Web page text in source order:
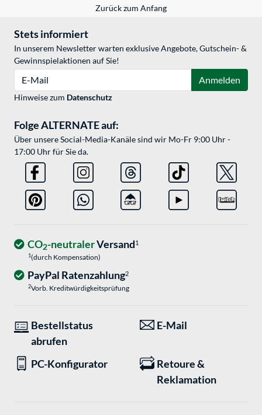
Zurück zum Anfang
Stets informiert
In unserem Newsletter warten exklusive Angebote, Gutschein- &
Gewinnspielaktionen auf Sie!
Anmelden
Hinweise zum Datenschutz
Folge ALTERNATE auf:
Über unsere Social-Media-Kanäle sind wir Mo-Fr 9:00 Uhr -
17:00 Uhr für Sie da.
CO2-neutralerVersand1
1(durch Kompensation)
PayPal Ratenzahlung2
2Vorb. Kreditwürdigkeitsprüfung
Bestellstatus
abrufen
E-Mail
PC-Konfigurator
Retoure &
Reklamation